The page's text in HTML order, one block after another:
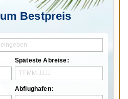
Bestpreis
Späteste Abreise:
Abflughafen: